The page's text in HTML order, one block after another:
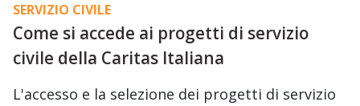
SERVIZIO CIVILE
Come si accede ai progetti di servizio
civile della Caritas Italiana
L'accesso e la selezione dei progetti di servizio